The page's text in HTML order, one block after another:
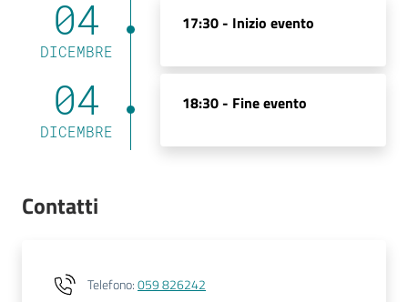
04
DICEMBRE
17:30 - Inizio evento
04
DICEMBRE
18:30 - Fine evento
Contatti
Telefono:059 826242